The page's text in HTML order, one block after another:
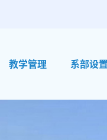
教学管理 系部设置